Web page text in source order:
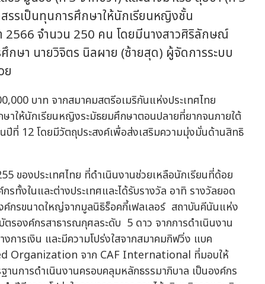
รรเป็นทุนการศึกษาให้นักเรียนหญิงชั้น
จำนวน 250 คน โดยมีนางสาวศิริลักษณ์
กษา นายวิจิตร นิลผาย (ซ้ายสุด) ผู้จัดการระบบ
ย
าให้นักเรียนหญิงระมัธยมศึกษาตอนปลายที่ยากจนภายใต้
ปีที่ 12 โดยมีวัตถุประสงค์เพื่อส่งเสริมความมุ่งมั่นด้านสิทธิ
ของประเทศไทย ที่ดำเนินงานช่วยเหลือนักเรียนที่ด้อย
รทั้งในและต่างประเทศและได้รับรางวัล อาทิ รางวัลยอด
ค์กรขนาดใหญ่จากมูลนิธิร็อคกี้เฟลเลอร์ สถาบันคีนันแห่ง
ตรองค์กรสาธารณกุศลระดับ 5 ดาว จากการดำเนินงาน
การเงิน และมีความโปร่งใสจากสมาคมกิฟวิ่ง แบค
Organization จาก CAF International ที่มอบให้
นการดำเนินงานครอบคลุมหลักธรรมาภิบาล เป็นองค์กร